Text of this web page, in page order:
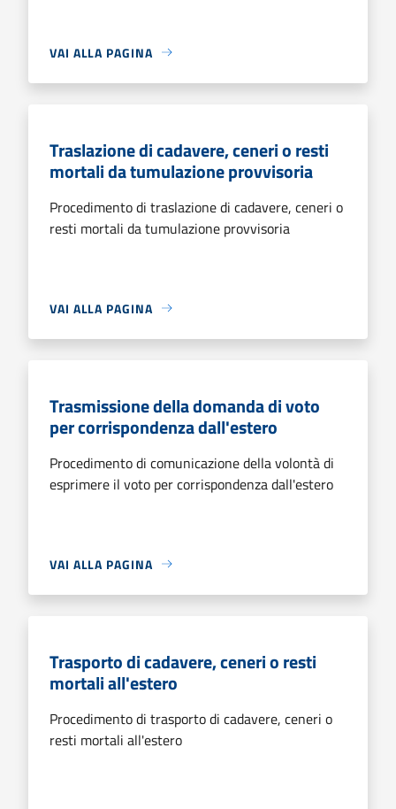
VAI ALLA PAGINA
Traslazione di cadavere, ceneri o resti
mortali da tumulazione provvisoria
Procedimento di traslazione di cadavere, ceneri o
resti mortali da tumulazione provvisoria
VAI ALLA PAGINA
Trasmissione della domanda di voto
per corrispondenza dall'estero
Procedimento di comunicazione della volontà di
esprimere il voto per corrispondenza dall'estero
VAI ALLA PAGINA
Trasporto di cadavere, ceneri o resti
mortali all'estero
Procedimento di trasporto di cadavere, ceneri o
resti mortali all'estero